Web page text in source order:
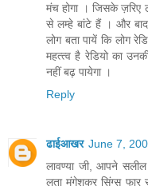
मंच होगा । जिसके ज़रिए
से लम्‍हे बांटे हैं । और
लोग बता पायें कि लोग
महत्‍त्‍व है रेडियो का
नहीं बढ़ पायेगा ।
Reply
ढाईआखर June 7,
लावण्या जी, आपने
लता मंगेशकर सिंग्स फार